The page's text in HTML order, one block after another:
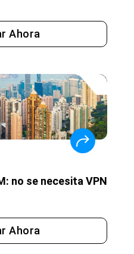
Ahora
no se necesita VPN
Ahora